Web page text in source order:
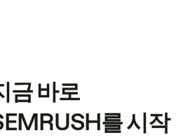
금 바로
를 시작